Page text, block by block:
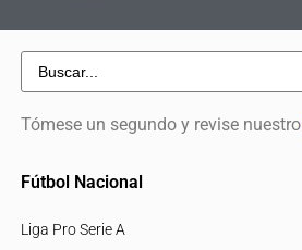
Tómese un segundo y revise nuestro
Fútbol Nacional
Liga Pro Serie A